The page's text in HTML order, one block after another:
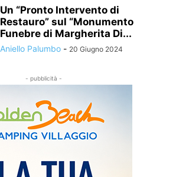
Un “Pronto Intervento di
Restauro” sul “Monumento
Funebre di Margherita Di...
Aniello Palumbo - 20 Giugno 2024
- pubblicità -